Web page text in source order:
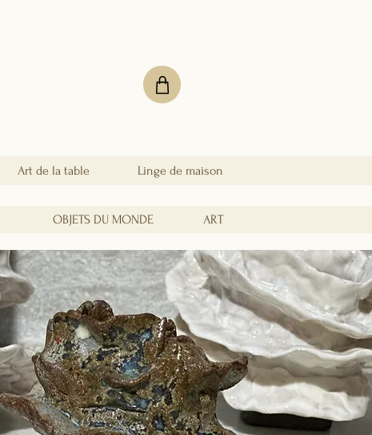
Art de la table Linge de maison
OBJETS DU MONDE ART